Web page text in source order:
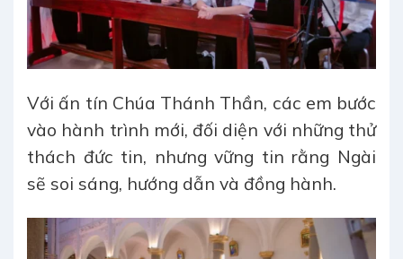
Với ấn tín Chúa Thánh Thần, các em bước
vào hành trình mới, đối diện với những thử
thách đức tin, nhưng vững tin rằng Ngài
sẽ soi sáng, hướng dẫn và đồng hành.